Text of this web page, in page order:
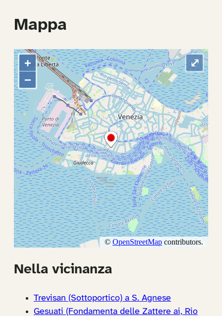
Mappa
Nella vicinanza
Trevisan (Sottoportico) a S. Agnese
Gesuati (Fondamenta delle Zattere ai, Rio